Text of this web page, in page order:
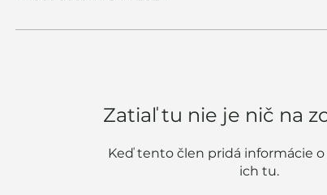
Zatiaľ tu nie je nič na
Keď tento člen pridá informácie
ich tu.